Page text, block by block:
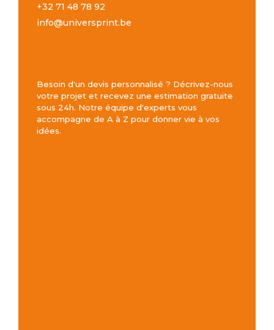
+32 71 48 78 92
info@universprint.be
Besoin d'un devis personnalisé ? Décrivez-nous
votre projet et recevez une estimation gratuite
sous 24h. Notre équipe d'experts vous
accompagne de A à Z pour donner vie à vos
idées.